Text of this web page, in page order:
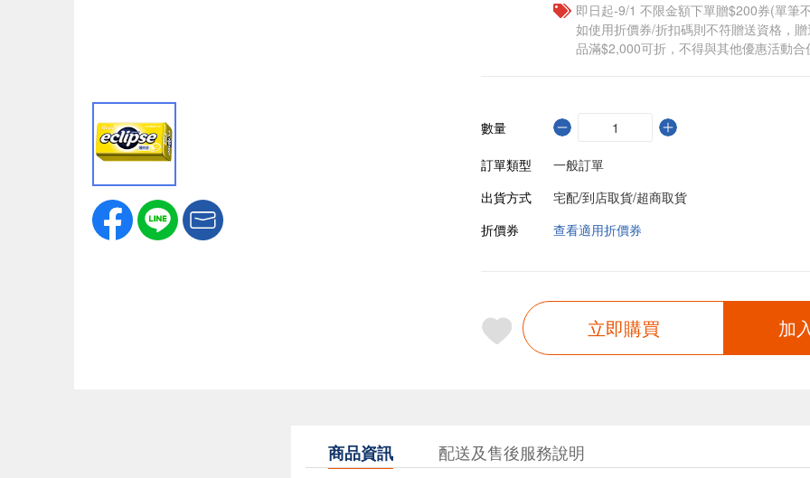
即日起-9/1 不限金額下單贈$200券(單筆
如使用折價券/折扣碼則不符贈送資格，
品滿$2,000可折，不得與其他優惠活動合
數量
訂單類型
一般訂單
出貨方式
宅配/到店取貨/超商取貨
折價券
查看適用折價券
立即購買 加
商品資訊 配送及售後服務說明